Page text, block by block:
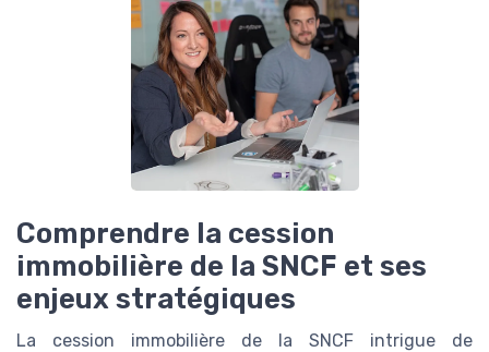
Comprendre la cession
immobilière de la SNCF et ses
enjeux stratégiques
La cession immobilière de la SNCF intrigue de